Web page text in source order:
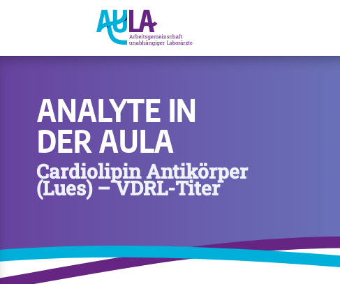
ANALYTE IN
DER AULA
Cardiolipin Antikörper
(Lues) – VDRL-Titer